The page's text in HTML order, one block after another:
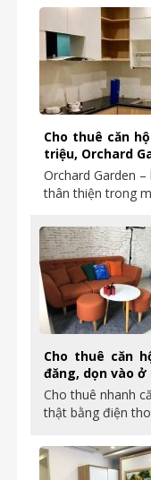
Cho thuê căn
triệu, Orchard
Orchard Garden
thân thiện trong
Cho thuê căn
đăng, dọn vào ở
Cho thuê nhanh
thật bằng điện